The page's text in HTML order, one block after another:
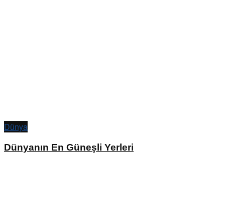
Dünya
Dünyanın En Güneşli Yerleri